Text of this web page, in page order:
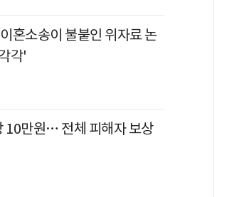
혼소송이 불붙인 위자료 논
각'
10만원… 전체 피해자 보상